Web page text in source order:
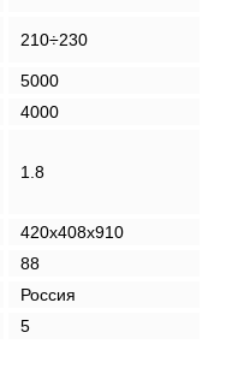
210÷230
5000
4000
1.8
420x408x910
88
Россия
5